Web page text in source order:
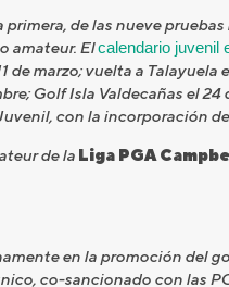
de las nueve
amateur. Elcalendario juvenil
marzo; vuelta a
Golf Isla Valdecañas el
con la incorporación
de la Liga PGA
en la promoción del
co-sancionado con las